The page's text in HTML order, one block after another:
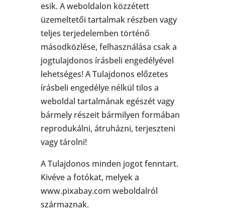
esik. A weboldalon közzétett
üzemeltetői tartalmak részben vagy
teljes terjedelemben történő
másodközlése, felhasználása csak a
jogtulajdonos írásbeli engedélyével
lehetséges! A Tulajdonos előzetes
írásbeli engedélye nélkül tilos a
weboldal tartalmának egészét vagy
bármely részeit bármilyen formában
reprodukálni, átruházni, terjeszteni
vagy tárolni!
A Tulajdonos minden jogot fenntart.
Kivéve a fotókat, melyek a
www.pixabay.com weboldalról
származnak.